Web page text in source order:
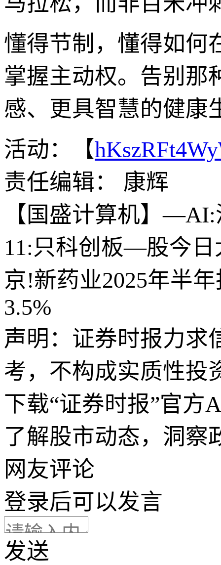
懂得节制，懂得如何
掌握主动权。告别那
感、更具智慧的健康
活动：【
责任编辑： 康辉
【国盛计算机】
11:只科创板—股今
京!新药业2025年半
3.5%
声明：证券时报力求
考，不构成实质性投
下载“证券时报”官方
了解股市动态，洞察
网友评论
登录后可以发言
发送